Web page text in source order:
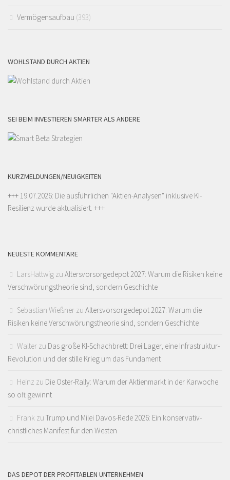
Vermögensaufbau (393)
WOHLSTAND DURCH AKTIEN
SEI BEIM INVESTIEREN SMARTER ALS ANDERE
KURZMELDUNGEN/NEUIGKEITEN
+++ 19.07.2026: Die ausführlichen "Aktien-Analysen" inklusive KI-
Resilienz wurde aktualisiert. +++
NEUESTE KOMMENTARE
LarsHattwig zu Altersvorsorgedepot 2027: Warum die Risiken keine
Verschwörungstheorie sind, sondern Geschichte
Sebastian Wießner zu Altersvorsorgedepot 2027: Warum die
Risiken keine Verschwörungstheorie sind, sondern Geschichte
Walter zu Das große KI-Schachbrett: Drei Lager, eine Infrastruktur-
Revolution und der stille Krieg um das Fundament
Heinz zu Die Oster-Rally: Warum der Aktienmarkt in der Karwoche
so oft gewinnt
Frank zu Trump und Milei Davos-Rede 2026: Ein konservativ-
christliches Manifest für den Westen
DAS DEPOT DER PROFITABLEN UNTERNEHMEN